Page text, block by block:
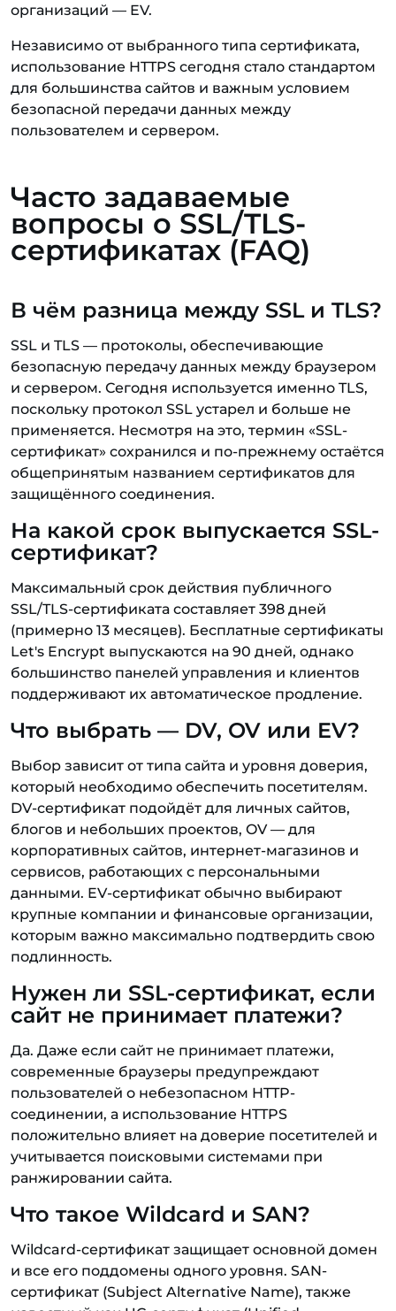
организаций — EV.
Независимо от выбранного типа сертификата,
использование HTTPS сегодня стало стандартом
для большинства сайтов и важным условием
безопасной передачи данных между
пользователем и сервером.
Часто задаваемые
вопросы о SSL/TLS-
сертификатах (FAQ)
В чём разница между SSL и TLS?
SSL и TLS — протоколы, обеспечивающие
безопасную передачу данных между браузером
и сервером. Сегодня используется именно TLS,
поскольку протокол SSL устарел и больше не
применяется. Несмотря на это, термин «SSL-
сертификат» сохранился и по-прежнему остаётся
общепринятым названием сертификатов для
защищённого соединения.
На какой срок выпускается SSL-
сертификат?
Максимальный срок действия публичного
SSL/TLS-сертификата составляет 398 дней
(примерно 13 месяцев). Бесплатные сертификаты
Let's Encrypt выпускаются на 90 дней, однако
большинство панелей управления и клиентов
поддерживают их автоматическое продление.
Что выбрать — DV, OV или EV?
Выбор зависит от типа сайта и уровня доверия,
который необходимо обеспечить посетителям.
DV-сертификат подойдёт для личных сайтов,
блогов и небольших проектов, OV — для
корпоративных сайтов, интернет-магазинов и
сервисов, работающих с персональными
данными. EV-сертификат обычно выбирают
крупные компании и финансовые организации,
которым важно максимально подтвердить свою
подлинность.
Нужен ли SSL-сертификат, если
сайт не принимает платежи?
Да. Даже если сайт не принимает платежи,
современные браузеры предупреждают
пользователей о небезопасном HTTP-
соединении, а использование HTTPS
положительно влияет на доверие посетителей и
учитывается поисковыми системами при
ранжировании сайта.
Что такое Wildcard и SAN?
Wildcard-сертификат защищает основной домен
и все его поддомены одного уровня. SAN-
сертификат (Subject Alternative Name), также